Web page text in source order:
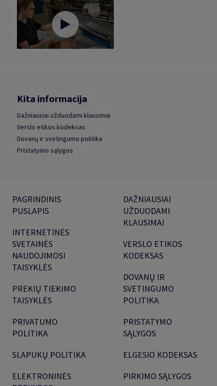
Kita informacija
Dažniausiai užduodami klausimai
Verslo etikos kodeksas
Dovanų ir svetingumo politika
Pristatymo sąlygos
PAGRINDINIS
PUSLAPIS
INTERNETINĖS
SVETAINĖS
NAUDOJIMOSI
TAISYKLĖS
PREKIŲ TIEKIMO
TAISYKLĖS
PRIVATUMO
POLITIKA
SLAPUKŲ POLITIKA
ELEKTRONINĖS
DAŽNIAUSIAI
UŽDUODAMI
KLAUSIMAI
VERSLO ETIKOS
KODEKSAS
DOVANŲ IR
SVETINGUMO
POLITIKA
PRISTATYMO
SĄLYGOS
ELGESIO KODEKSAS
PIRKIMO SĄLYGOS